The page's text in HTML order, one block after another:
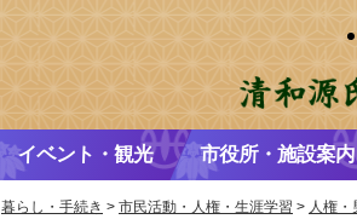
イベント・観光 市役所・施設案内
暮らし・手続き > 市民活動・人権・生涯学習 > 人権